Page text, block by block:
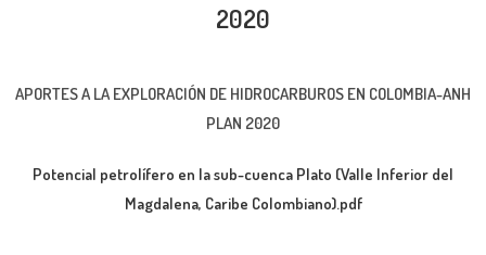
2020
APORTES A LA EXPLORACIÓN DE HIDROCARBUROS EN COLOMBIA-ANH
PLAN 2020
Potencial petrolífero en la sub-cuenca Plato (Valle Inferior del
Magdalena, Caribe Colombiano).pdf